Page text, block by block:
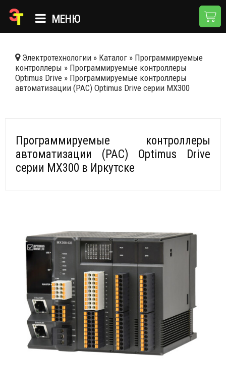
МЕНЮ
КАТАЛОГ
О КОМПАНИИ
ДОСТАВКА И ОПЛАТА
КОНТАКТЫ
Электротехнологии » Каталог » Программируемые
контроллеры » Программируемые контроллеры
Optimus Drive » Программируемые контроллеры
автоматизации (PAC) Optimus Drive серии MX300
Программируемые контроллеры
автоматизации (PAC) Optimus Drive
серии MX300 в Иркутске